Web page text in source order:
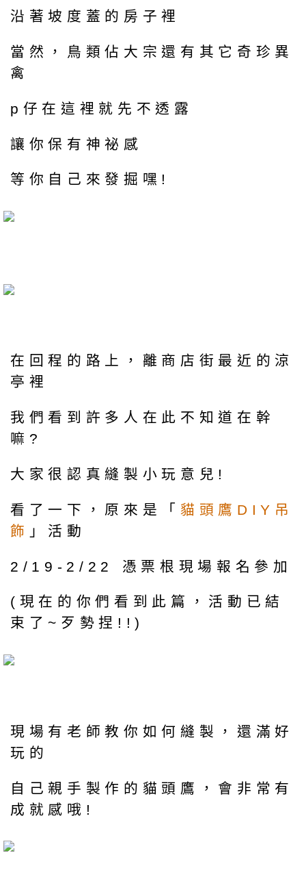
沿著坡度蓋的房子裡
當然，鳥類佔大宗還有其它奇珍異
禽
p仔在這裡就先不透露
讓你保有神祕感
等你自己來發掘嘿!
在回程的路上，離商店街最近的涼
亭裡
我們看到許多人在此不知道在幹
嘛?
大家很認真縫製小玩意兒!
看了一下，原來是「貓頭鷹DIY吊
飾 」活動
2/19-2/22 憑票根現場報名參加
(現在的你們看到此篇，活動已結
束了~歹勢捏!!)
現場有老師教你如何縫製，還滿好
玩的
自己親手製作的貓頭鷹，會非常有
成就感哦!